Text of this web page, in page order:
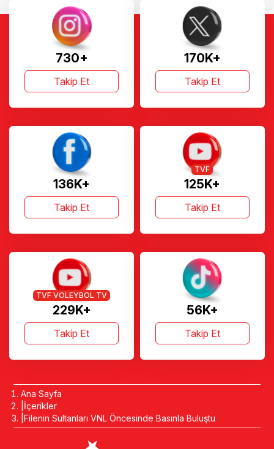
730+
Takip Et
170K+
Takip Et
136K+
Takip Et
125K+
TVF
Takip Et
229K+
TVF VOLEYBOL TV
Takip Et
56K+
Takip Et
Ana Sayfa
İçerikler
Filenin Sultanları VNL Öncesinde Basınla Buluştu